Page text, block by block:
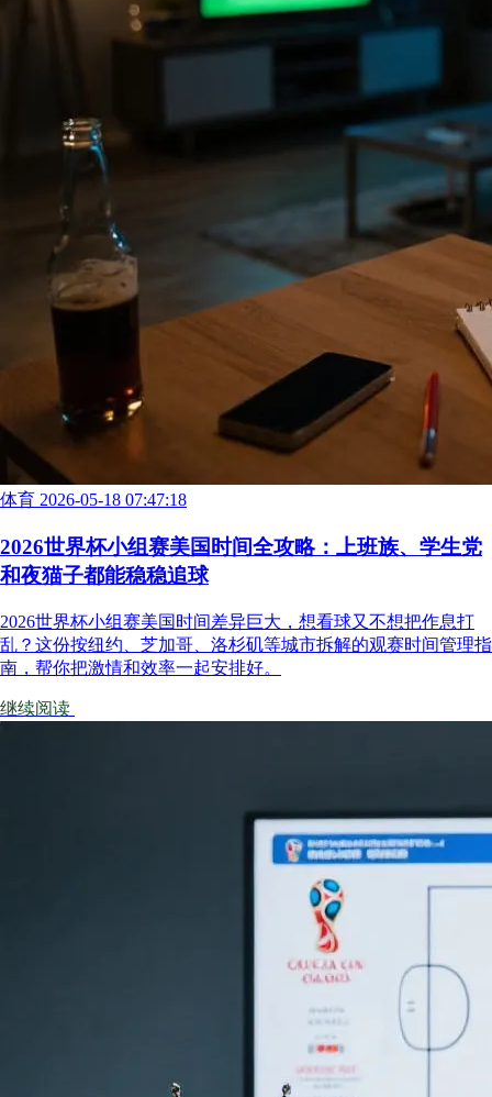
体育 2026-05-18 07:47:18
2026世界杯小组赛美国时间全攻略：上班族、学生党
和夜猫子都能稳稳追球
2026世界杯小组赛美国时间差异巨大，想看球又不想把作息打
乱？这份按纽约、芝加哥、洛杉矶等城市拆解的观赛时间管理指
南，帮你把激情和效率一起安排好。
继续阅读